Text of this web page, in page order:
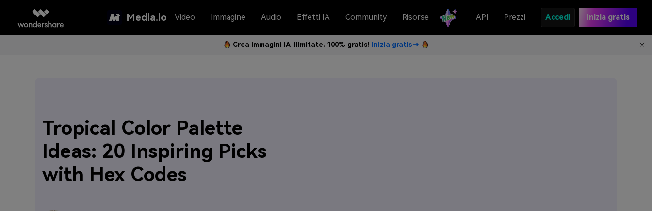
Media.io Video Immagine Audio Effetti IA Community Risorse API Prezzi Accedi Inizia gratis
Crea immagini IA illimitate. 100% gratis! Inizia gratis→
Tropical Color Palette
Ideas: 20 Inspiring Picks
with Hex Codes